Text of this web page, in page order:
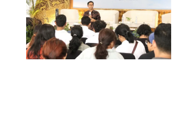
Kampus
Idea
Sains